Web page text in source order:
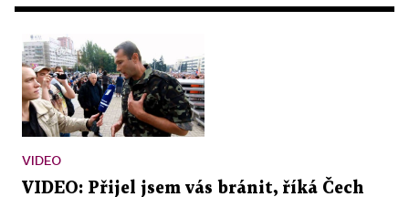
VIDEO
VIDEO: Přijel jsem vás bránit, říká Čech